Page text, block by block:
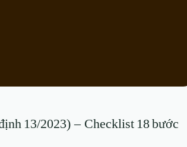
13/2023) – Checklist 18 bước